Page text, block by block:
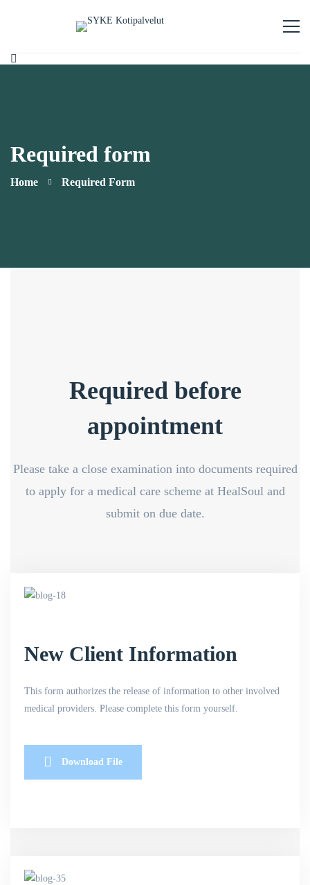
Required form
Home Required Form
Required before
appointment
Please take a close examination into documents required
to apply for a medical care scheme at HealSoul and
submit on due date.
New Client Information
This form authorizes the release of information to other involved
medical providers. Please complete this form yourself.
Download File